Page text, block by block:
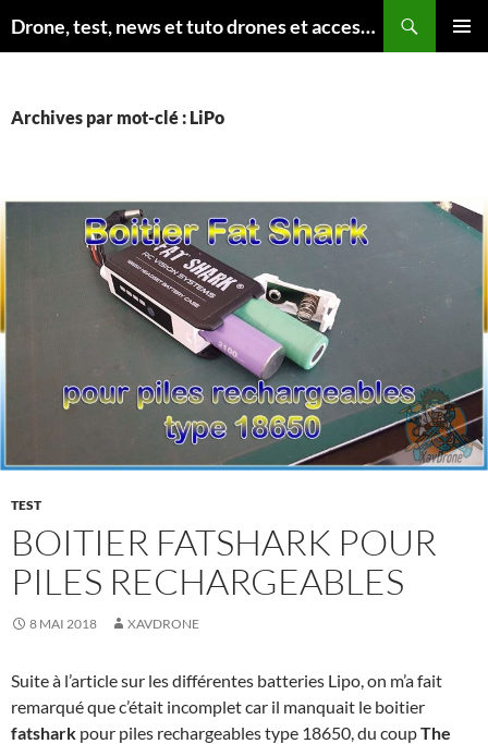
au
Drone, test, news et tuto drones et accessoires
Archives par mot-clé : LiPo
TEST
BOITIER FATSHARK POUR
PILES RECHARGEABLES
8 MAI 2018 XAVDRONE
Suite à l’article sur les différentes batteries Lipo, on m’a fait
remarqué que c’était incomplet car il manquait le boitier
fatshark pour piles rechargeables type 18650, du coupThe